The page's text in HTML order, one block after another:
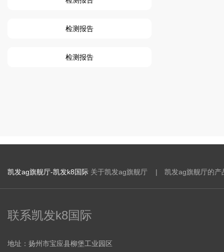
检测报告
检测报告
凯发ag旗舰厅-凯发k8国际 关于凯发ag旗舰厅 | 凯发ag旗舰厅的
联系凯发k8国际
地址：扬州市宝应县柳堡工业园区